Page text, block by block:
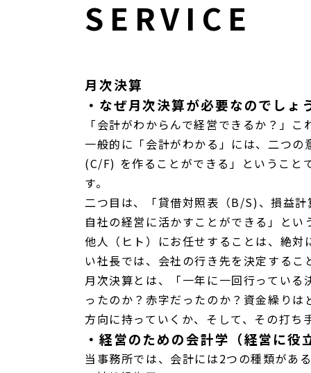
SERVICE
月次決算
・なぜ月次決算が必要なのでしょ
「会計がわからんで経営できるか？」
一般的に「会計がわかる」には、二つ
(C/F) を作ることができる」ということ
す。
二つ目は、「貸借対照表（B/S)、損益
自社の経営に活かすことができる」と
他人（ヒト）にお任せすることは、絶
い社長では、会社の行き先を決定するこ
月次決算とは、「一年に一回行ってい
ったのか？赤字だったのか？資金繰り
方向に持っていくか、そして、その打ち
・経営のための会計学（経営に役
当事務所では、会計には2つの種類があ